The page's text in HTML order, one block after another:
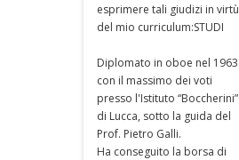
esprimere tali giudizi in virtù
del mio curriculum:STUDI
Diplomato in oboe nel 1963
con il massimo dei voti
presso l'Istituto “Boccherini”
di Lucca, sotto la guida del
Prof. Pietro Galli.
Ha conseguito la borsa di